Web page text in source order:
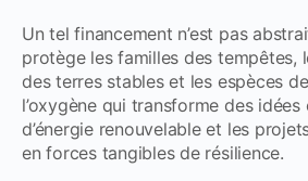
Un tel financement n’est pas
protège les familles des tempêtes,
des terres stables et les espèces de
l’oxygène qui transforme des
d’énergie renouvelable et les
en forces tangibles de résilience.